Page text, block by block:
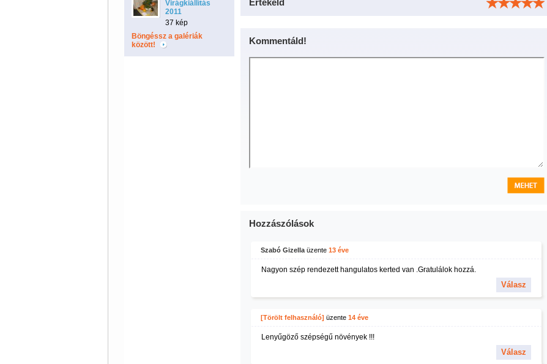
Virágkiállítás
2011
37 kép
Böngéssz a galériák
között!
Értékeld
Kommentáld!
Hozzászólások
Szabó Gizellaüzente 13 éve
Nagyon szép rendezett hangulatos kerted van .Gratulálok hozzá.
Válasz
[Törölt felhasználó] üzente 14 éve
Lenyűgöző szépségű növények !!!
Válasz